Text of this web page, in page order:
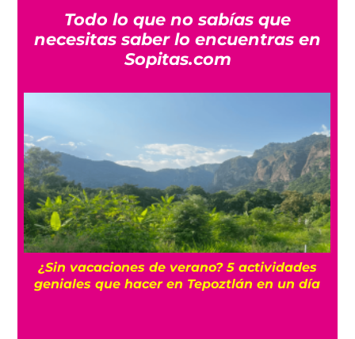
Todo lo que no sabías que
necesitas saber lo encuentras en
Sopitas.com
¿Sin vacaciones de verano? 5 actividades
geniales que hacer en Tepoztlán en un día